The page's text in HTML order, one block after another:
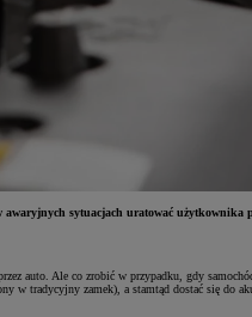
sytuacjach uratować
auto. Ale co zrobić w przypadku, gdy
tradycyjny zamek), a stamtąd dostać się do